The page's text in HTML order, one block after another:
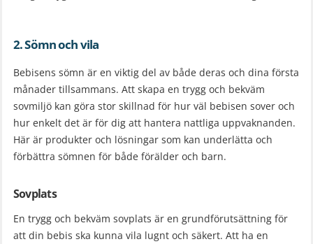
2. Sömn och vila
Bebisens sömn är en viktig del av både deras och dina första
månader tillsammans. Att skapa en trygg och bekväm
sovmiljö kan göra stor skillnad för hur väl bebisen sover och
hur enkelt det är för dig att hantera nattliga uppvaknanden.
Här är produkter och lösningar som kan underlätta och
förbättra sömnen för både förälder och barn.
Sovplats
En trygg och bekväm sovplats är en grundförutsättning för
att din bebis ska kunna vila lugnt och säkert. Att ha en